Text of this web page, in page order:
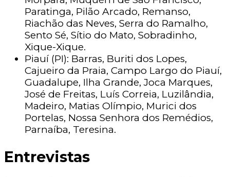
Paratinga, Pilão Arcado, Remanso,
Riachão das Neves, Serra do Ramalho,
Sento Sé, Sítio do Mato, Sobradinho,
Xique-Xique.
Piauí (PI): Barras, Buriti dos Lopes,
Cajueiro da Praia, Campo Largo do Piauí,
Guadalupe, Ilha Grande, Joca Marques,
José de Freitas, Luís Correia, Luzilândia,
Madeiro, Matias Olímpio, Murici dos
Portelas, Nossa Senhora dos Remédios,
Parnaíba, Teresina.
Entrevistas